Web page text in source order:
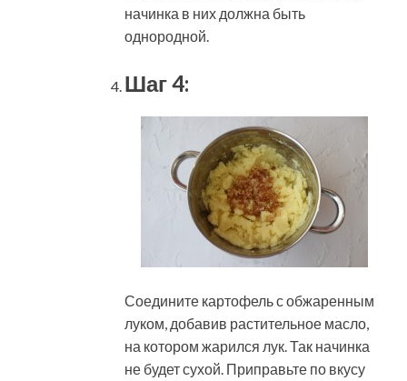
начинка в них должна быть
однородной.
Шаг 4:
Соедините картофель с обжаренным
луком, добавив растительное масло,
на котором жарился лук. Так начинка
не будет сухой. Приправьте по вкусу